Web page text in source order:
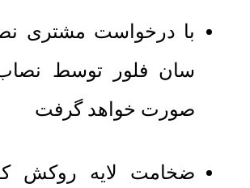
با درخواست مشتری
سان فلور توسط
صورت خواهد گرفت